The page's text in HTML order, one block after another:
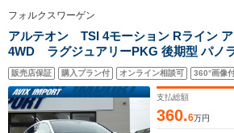
フォルクスワーゲン
アルテオン TSI 4モーション Rライン
4WD ラグジュアリーPKG 後期型 パノ
シートヒーター 純正ナビ harman/kardon
アシスト HUD&オールインセーフティ
液晶メーター キーレスアクセス 純正
販売店保証 購入プラン付 オンライン相談可 360°画像
支払総額
360.6万円